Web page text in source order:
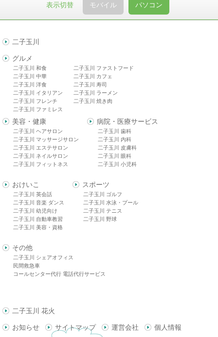
表示切替 モバイル パソコン
二子玉川
グルメ
二子玉川 和食
二子玉川 中華
二子玉川 洋食
二子玉川 イタリアン
二子玉川 フレンチ
二子玉川 ファミレス
二子玉川 ファストフード
二子玉川 カフェ
二子玉川 寿司
二子玉川 ラーメン
二子玉川 焼き肉
美容・健康
二子玉川 ヘアサロン
二子玉川 マッサージサロン
二子玉川 エステサロン
二子玉川 ネイルサロン
二子玉川 フィットネス
病院・医療サービス
二子玉川 歯科
二子玉川 内科
二子玉川 皮膚科
二子玉川 眼科
二子玉川 小児科
おけいこ
二子玉川 英会話
二子玉川 音楽 ダンス
二子玉川 幼児向け
二子玉川 自動車教習
二子玉川 美容・資格
スポーツ
二子玉川 ゴルフ
二子玉川 水泳・プール
二子玉川 テニス
二子玉川 野球
その他
二子玉川 シェアオフィス
民間救急車
コールセンター代行 電話代行サービス
二子玉川 花火
お知らせ サイトマップ 運営会社 個人情報